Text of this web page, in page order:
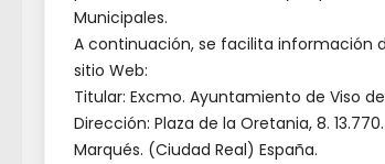
Municipales.
A continuación, se facilita información
sitio Web:
Titular: Excmo. Ayuntamiento de Viso
Dirección: Plaza de la Oretania, 8.
Marqués. (Ciudad Real) España.
𝗘𝗹 𝗜𝗘𝗦 𝗟𝗼𝘀 𝗕𝗮𝘁𝗮𝗻𝗲𝘀 𝗱𝗶𝘀𝗲𝗻̃𝗮 𝗹𝗮
𝘄𝗲𝗯 𝗱𝗲𝗹 𝗣𝗮𝗹𝗮𝗰𝗶𝗼 𝗱𝗲 𝗩𝗶𝘀𝗼 𝗱𝗲𝗹
𝗠𝗮𝗿𝗾𝘂𝗲́𝘀 𝗲𝗻𝗺𝗮𝗿𝗰𝗮𝗱𝗮 𝗲𝗻 𝗹𝗼𝘀 𝟰𝟲𝟴
𝗽𝗿𝗼𝘆𝗲𝗰𝘁𝗼𝘀 𝗱𝗲 𝗶𝗻𝗻𝗼𝘃𝗮𝗰𝗶𝗼́𝗻
𝗲𝗱𝘂𝗰𝗮𝘁𝗶𝘃𝗮